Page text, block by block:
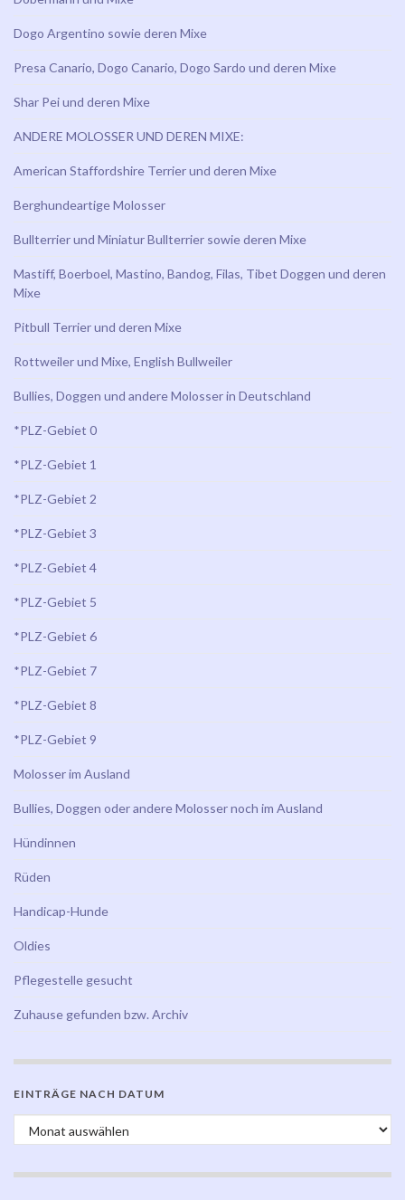
Dogo Argentino sowie deren Mixe
Presa Canario, Dogo Canario, Dogo Sardo und deren Mixe
Shar Pei und deren Mixe
ANDERE MOLOSSER UND DEREN MIXE:
American Staffordshire Terrier und deren Mixe
Berghundeartige Molosser
Bullterrier und Miniatur Bullterrier sowie deren Mixe
Mastiff, Boerboel, Mastino, Bandog, Filas, Tibet Doggen und deren
Mixe
Pitbull Terrier und deren Mixe
Rottweiler und Mixe, English Bullweiler
Bullies, Doggen und andere Molosser in Deutschland
*PLZ-Gebiet 0
*PLZ-Gebiet 1
*PLZ-Gebiet 2
*PLZ-Gebiet 3
*PLZ-Gebiet 4
*PLZ-Gebiet 5
*PLZ-Gebiet 6
*PLZ-Gebiet 7
*PLZ-Gebiet 8
*PLZ-Gebiet 9
Molosser im Ausland
Bullies, Doggen oder andere Molosser noch im Ausland
Hündinnen
Rüden
Handicap-Hunde
Oldies
Pflegestelle gesucht
Zuhause gefunden bzw. Archiv
EINTRÄGE NACH DATUM
Einträge nach Datum